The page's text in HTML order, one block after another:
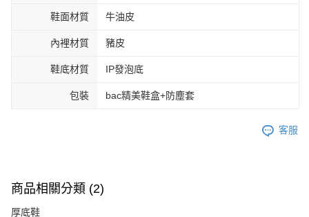
鞋面材質 牛油皮
內裡材質 豬皮
鞋底材質 IP發泡底
包裝 bac精美鞋盒+防塵套
客服
商品相關分類 (2)
厚底鞋